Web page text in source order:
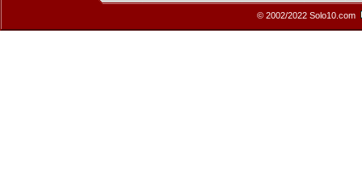
© 2002/2022 Solo10.com